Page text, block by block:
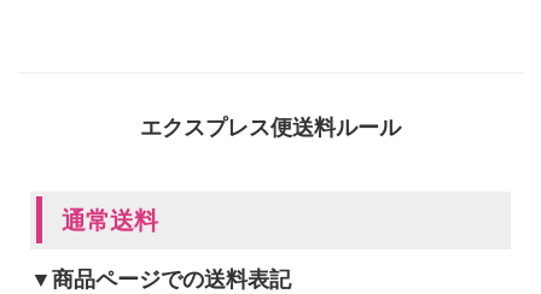
エクスプレス便送料ルール
通常送料
▼商品ページでの送料表記